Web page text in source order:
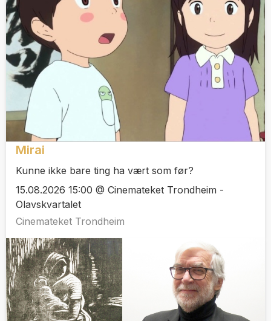
Mirai
Kunne ikke bare ting ha vært som før?
15.08.2026 15:00 @ Cinemateket Trondheim -
Olavskvartalet
Cinemateket Trondheim